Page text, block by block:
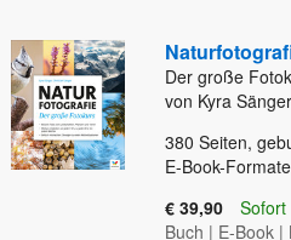
Der große
von Kyra
380 Seiten,
E-Book-
€ 39,90
Buch | E-Book |